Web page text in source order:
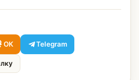
ОК Telegram